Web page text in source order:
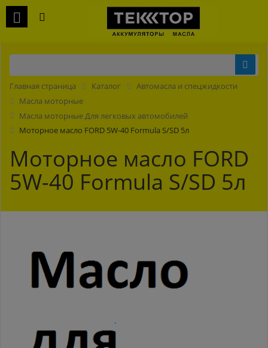
Главная страница Каталог
Автомасла и спецжидкости
Масла моторные
Масла моторные Для легковых автомобилей
Моторное масло FORD 5W-40 Formula S/SD 5л
Моторное масло FORD
5W-40 Formula S/SD 5л